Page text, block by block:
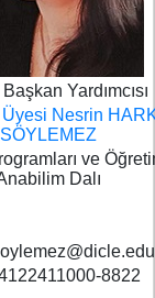
Yardımcısı
Üyesi Nesrin
SÖYLEMEZ
ve
Dalı
8822